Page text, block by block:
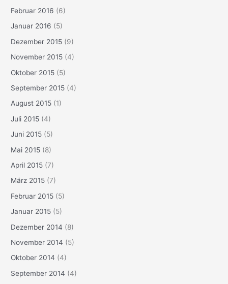
Februar 2016 (6)
Januar 2016 (5)
Dezember 2015 (9)
November 2015 (4)
Oktober 2015 (5)
September 2015 (4)
August 2015 (1)
Juli 2015 (4)
Juni 2015 (5)
Mai 2015 (8)
April 2015 (7)
März 2015 (7)
Februar 2015 (5)
Januar 2015 (5)
Dezember 2014 (8)
November 2014 (5)
Oktober 2014 (4)
September 2014 (4)